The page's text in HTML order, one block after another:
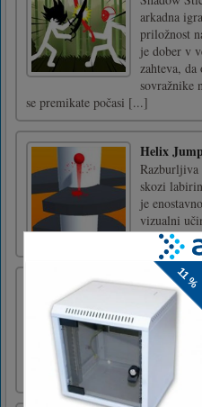
arkadna
priložnost
je dober v
zahteva,
sovražnike
se premikate počasi [...]
Helix
Razburljiva
skozi
je
vizualni
Moto X3M
Pojdite na
tem
hitreje